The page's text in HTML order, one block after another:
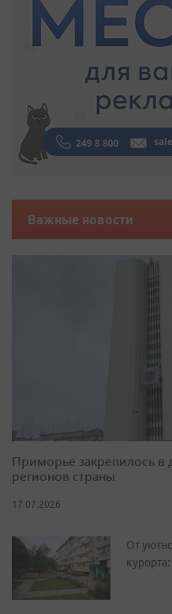
Важные новости
Приморье закрепилось в
регионов страны
17.07.2026
От